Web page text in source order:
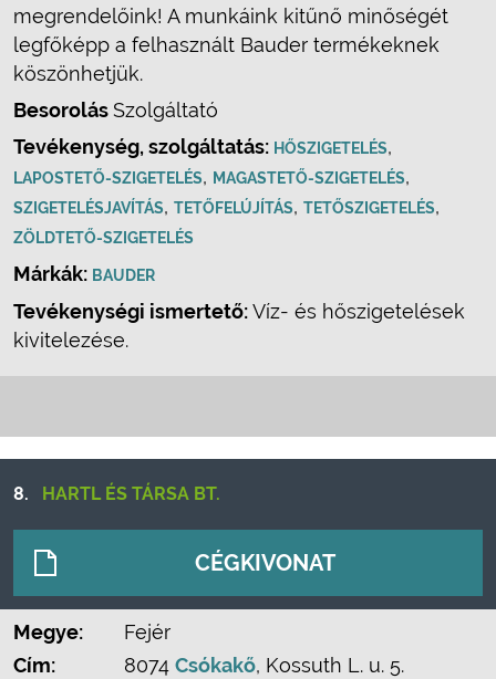
megrendelőink! A munkáink kitűnő minőségét
legfőképp a felhasznált Bauder termékeknek
köszönhetjük.
BesorolásSzolgáltató
Tevékenység, szolgáltatás: HŐSZIGETELÉS,
LAPOSTETŐ-SZIGETELÉS, MAGASTETŐ-SZIGETELÉS,
SZIGETELÉSJAVÍTÁS, TETŐFELÚJÍTÁS, TETŐSZIGETELÉS,
ZÖLDTETŐ-SZIGETELÉS
Márkák: BAUDER
Tevékenységi ismertető:Víz- és hőszigetelések
kivitelezése.
8. HARTL ÉS TÁRSA BT.
CÉGKIVONAT
Megye:
Fejér
Cím:
8074 Csókakő, Kossuth L. u. 5.